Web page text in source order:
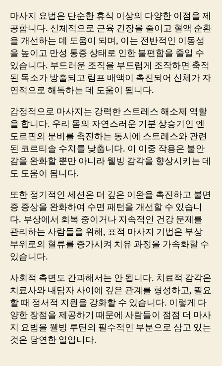
마사지 요법은 단순한 휴식 이상의 다양한 이점을 제
공합니다. 신체적으로 근육 긴장을 줄이고 혈액 순환
을 개선하는 데 도움이 되며, 이는 전반적인 이동성
을 높이고 만성 통증 상태로 인한 불편함을 줄일 수
있습니다. 부드러운 조직을 부드럽게 조작하면 축적
된 독소가 방출되고 림프 배액이 촉진되어 신체가 자
연적으로 해독하는 데 도움이 됩니다.
감정적으로 마사지는 강력한 스트레스 해소제 역할
을 합니다. 우리 몸의 자연스러운 기분 상승기인 엔
도르핀의 분비를 촉진하는 동시에 스트레스와 관련
된 코르티솔 수치를 낮춥니다. 이 이중 작용은 불안
감을 완화할 뿐만 아니라 웰빙 감각을 향상시키는 데
도 도움이 됩니다.
또한 정기적인 세션은 더 깊은 이완을 촉진하고 불면
증 증상을 완화하여 수면 패턴을 개선할 수 있습니
다. 부상에서 회복 중이거나 지속적인 건강 문제를
관리하는 사람들을 위해, 표적 마사지 기법은 부상
부위로의 혈류를 증가시켜 치유 과정을 가속화할 수
있습니다.
사회적 측면도 간과해서는 안 됩니다. 치료적 감각은
치료사와 내담자 사이에 깊은 관계를 형성하고, 필요
할 때 정서적 지원을 강화할 수 있습니다. 이렇게 다
양한 장점을 제공하기 때문에 사람들이 점점 더 마사
지 요법을 웰빙 루틴의 필수적인 부분으로 삼고 있는
것은 당연한 일입니다.